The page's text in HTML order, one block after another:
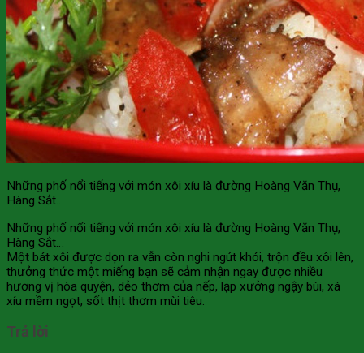
Những phố nổi tiếng với món xôi xíu là đường Hoàng Văn Thụ,
Hàng Sắt…
Những phố nổi tiếng với món xôi xíu là đường Hoàng Văn Thụ,
Hàng Sắt…
Một bát xôi được dọn ra vẫn còn nghi ngút khói, trộn đều xôi lên,
thưởng thức một miếng bạn sẽ cảm nhận ngay được nhiều
hương vị hòa quyện, dẻo thơm của nếp, lạp xưởng ngậy bùi, xá
xíu mềm ngọt, sốt thịt thơm mùi tiêu.
Trả lời